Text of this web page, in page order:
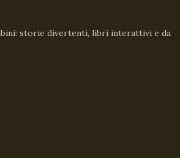
storie divertenti, libri interattivi e da